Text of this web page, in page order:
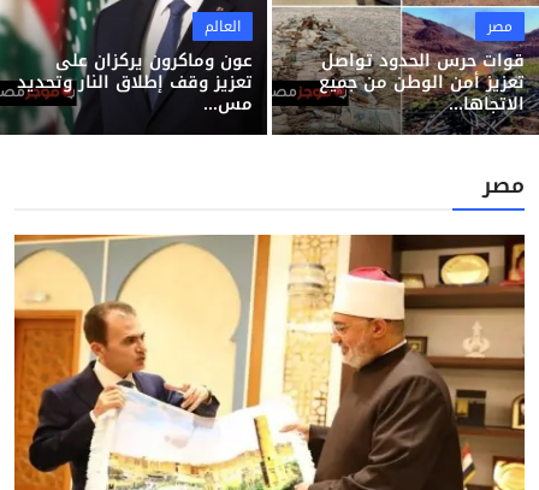
مصر
قوات حرس الحدود تواصل
تعزيز أمن الوطن من جميع
الاتجاها...
العالم
عون وماكرون يركزان على
تعزيز وقف إطلاق النار وتحديد
مس...
مصر